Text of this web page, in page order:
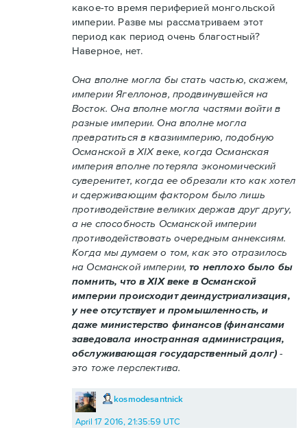
какое-то время периферией монгольской
империи. Разве мы рассматриваем этот
период как период очень благостный?
Наверное, нет.
Она вполне могла бы стать частью, скажем,
империи Ягеллонов, продвинувшейся на
Восток. Она вполне могла частями войти в
разные империи. Она вполне могла
превратиться в квазиимперию, подобную
Османской в XIX веке, когда Османская
империя вполне потеряла экономический
суверенитет, когда ее обрезали кто как хотел
и сдерживающим фактором было лишь
противодействие великих держав друг другу,
а не способность Османской империи
противодействовать очередным аннексиям.
Когда мы думаем о том, как это отразилось
на Османской империи,то неплохо было бы
помнить, что в XIX веке в Османской
империи происходит деиндустриализация,
у нее отсутствует и промышленность, и
даже министерство финансов (финансами
заведовала иностранная администрация,
обслуживающая государственный долг)-
это тоже перспектива.
kosmodesantnick
April 17 2016, 21:35:59 UTC